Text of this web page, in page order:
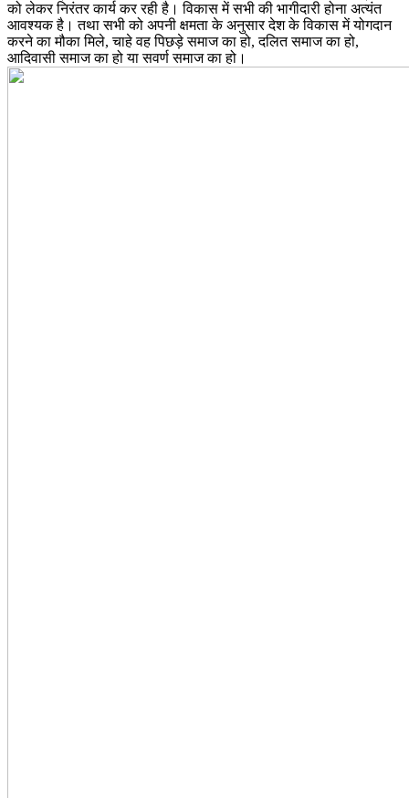
को लेकर निरंतर कार्य कर रही है। विकास में सभी की भागीदारी होना अत्यंत
आवश्यक है। तथा सभी को अपनी क्षमता के अनुसार देश के विकास में योगदान
करने का मौका मिले, चाहे वह पिछड़े समाज का हो, दलित समाज का हो,
आदिवासी समाज का हो या सवर्ण समाज का हो।